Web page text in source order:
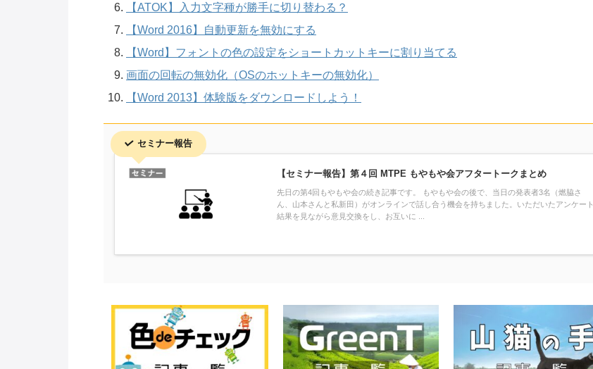
【ATOK】入力文字種が勝手に切り替わる？
【Word 2016】自動更新を無効にする
【Word】フォントの色の設定をショートカットキーに割り当てる
画面の回転の無効化（OSのホットキーの無効化）
【Word 2013】体験版をダウンロードしよう！
セミナー報告
【セミナー報告】第４回 MTPE もやもや会アフタートークまとめ
先日の第4回もやもや会の続き記事です。 もやもや会の後で、当日の発表者3名（燃脇さ
ん、山本さんと私新田）がオンラインで話し合う機会を持ちました。いただいたアンケート
結果を見ながら意見交換をし、お互いに ...